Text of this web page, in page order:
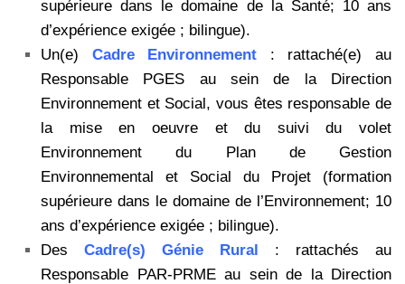
supérieure dans le domaine de la Santé; 10 ans
d’expérience exigée ; bilingue).
Un(e) Cadre Environnement : rattaché(e) au
Responsable PGES au sein de la Direction
Environnement et Social, vous êtes responsable de
la mise en oeuvre et du suivi du volet
Environnement du Plan de Gestion
Environnemental et Social du Projet (formation
supérieure dans le domaine de l’Environnement; 10
ans d’expérience exigée ; bilingue).
Des Cadre(s) Génie Rural : rattachés au
Responsable PAR-PRME au sein de la Direction